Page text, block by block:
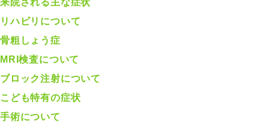
来院される主な症状
リハビリについて
骨粗しょう症
MRI検査について
ブロック注射について
こども特有の症状
手術について